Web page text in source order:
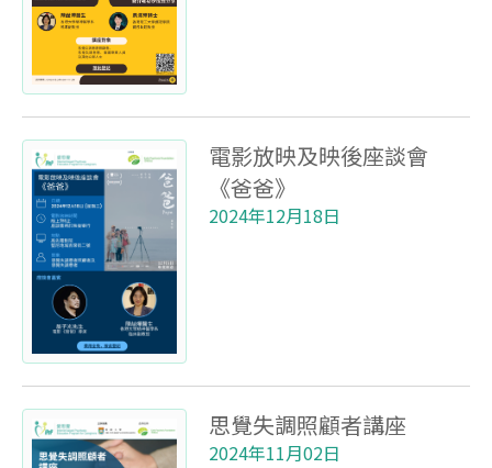
電影放映及映後座談會
《爸爸》
2024年12月18日
思覺失調照顧者講座
2024年11月02日